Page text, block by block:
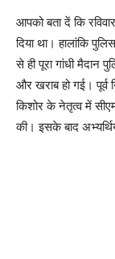
आपको बता दें कि
दिया था। हालांकि
से ही पूरा गांधी मैदान
और खराब हो गई। पूर्व
किशोर के नेतृत्व में
की। इसके बाद